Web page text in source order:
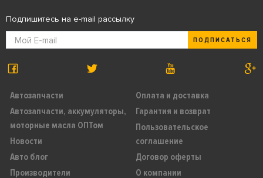
Автозапчасти
Автозапчасти, аккумуляторы,
моторные масла ОПТом
Новости
Авто блог
Производители
Оплата и доставка
Гарантия и возврат
Пользовательское
соглашение
Договор оферты
О компании
Подпишитесь на e-mail рассылку
ПОДПИСАТЬСЯ